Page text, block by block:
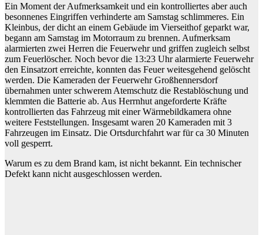
Ein Moment der Aufmerksamkeit und ein kontrolliertes aber auch
besonnenes Eingriffen verhinderte am Samstag schlimmeres. Ein
Kleinbus, der dicht an einem Gebäude im Vierseithof geparkt war,
begann am Samstag im Motorraum zu brennen. Aufmerksam
alarmierten zwei Herren die Feuerwehr und griffen zugleich selbst
zum Feuerlöscher. Noch bevor die 13:23 Uhr alarmierte Feuerwehr
den Einsatzort erreichte, konnten das Feuer weitesgehend gelöscht
werden. Die Kameraden der Feuerwehr Großhennersdorf
übernahmen unter schwerem Atemschutz die Restablöschung und
klemmten die Batterie ab. Aus Herrnhut angeforderte Kräfte
kontrollierten das Fahrzeug mit einer Wärmebildkamera ohne
weitere Feststellungen. Insgesamt waren 20 Kameraden mit 3
Fahrzeugen im Einsatz. Die Ortsdurchfahrt war für ca 30 Minuten
voll gesperrt.
Warum es zu dem Brand kam, ist nicht bekannt. Ein technischer
Defekt kann nicht ausgeschlossen werden.